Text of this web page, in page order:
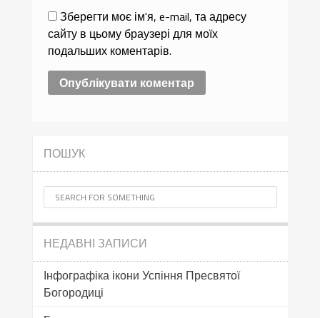
Зберегти моє ім'я, e-mail, та адресу
сайту в цьому браузері для моїх
подальших коментарів.
ПОШУК
НЕДАВНІ ЗАПИСИ
Інфографіка ікони Успіння Пресвятої
Богородиці